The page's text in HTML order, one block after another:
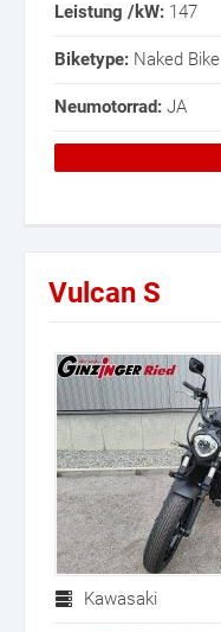
Leistung /kW: 147
Biketype: Naked Bike
Neumotorrad: JA
Vulcan S
Kawasaki